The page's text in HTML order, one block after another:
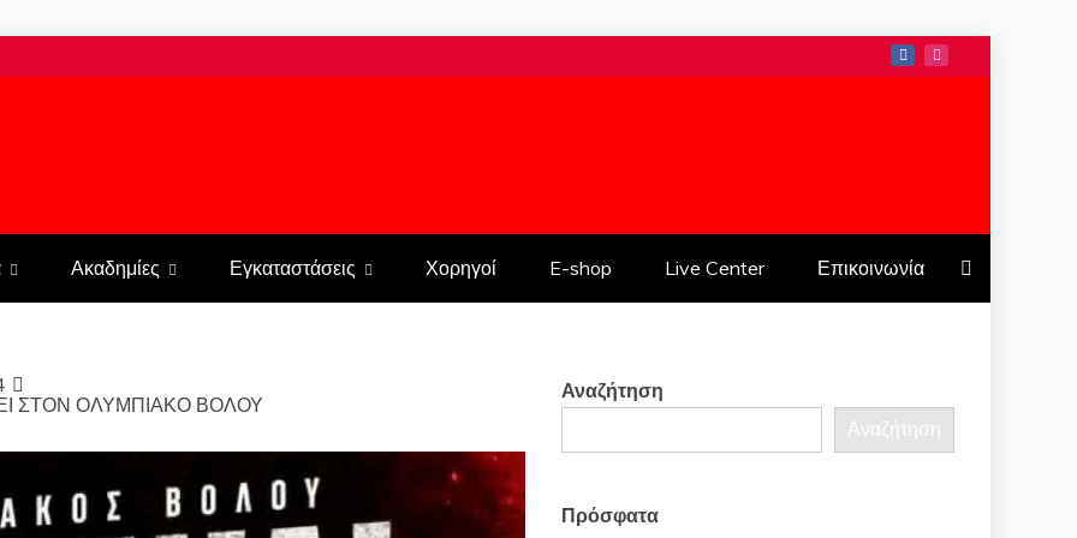
ΒΟΛΟΥ 1937
Ακαδημίες Εγκαταστάσεις Χορηγοί E-shop Live Center Επικοινωνία
ΣΤΟΝ ΟΛΥΜΠΙΑΚΟ ΒΟΛΟΥ
Αναζήτηση
Αναζήτηση
Πρόσφατα